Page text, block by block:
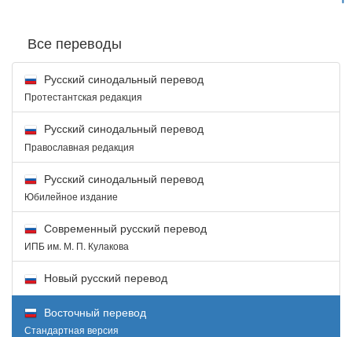
Все переводы
Русский синодальный перевод
Протестантская редакция
Русский синодальный перевод
Православная редакция
Русский синодальный перевод
Юбилейное издание
Современный русский перевод
ИПБ им. М. П. Кулакова
Новый русский перевод
Восточный перевод
Стандартная версия